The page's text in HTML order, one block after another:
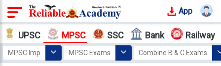
App
Login
Offline
Courses
UPSC MPSC
MPSC Imp MPSC Exams Combine B & C Exams
SSC Bank Railway
Home MPSC Exam Materials Economics